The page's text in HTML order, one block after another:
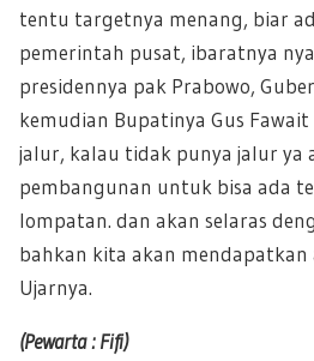
tentu targetnya menang, biar
pemerintah pusat, ibaratnya
presidennya pak Prabowo,
kemudian Bupatinya Gus
jalur, kalau tidak punya jalur ya
pembangunan untuk bisa ada
lompatan. dan akan selaras
bahkan kita akan mendapatkan
Ujarnya.
(Pewarta : Fifi)